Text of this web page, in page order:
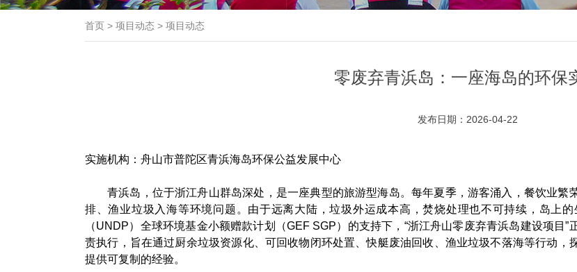
首页 > 项目动态 > 项目动态
零废弃青浜岛：一座海岛的环保
发布日期：2026-04-22
实施机构 ： 舟山市普陀区青浜海岛环保公益发展中心
青浜岛，位于浙江舟山群岛深处，是一座典型的旅游型海岛。每年夏季，游客涌入，餐饮业
排、渔业垃圾入海等环境问题。由于远离大陆，垃圾外运成本高，焚烧处理也不可持续，岛上
（UNDP）全球环境基金小额赠款计划（GEF SGP）的支持下，“浙江舟山零废弃青浜岛建设项目
责执行，旨在通过厨余垃圾资源化、可回收物闭环处置、快艇废油回收、渔业垃圾不落海等行动
提供可复制的经验。